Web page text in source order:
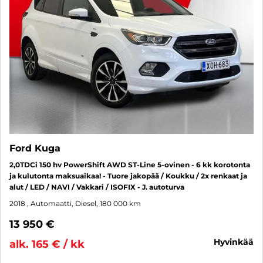
Ford Kuga
2,0TDCi 150 hv PowerShift AWD ST-Line 5-ovinen - 6 kk korotonta
ja kulutonta maksuaikaa! - Tuore jakopää / Koukku / 2x renkaat ja
alut / LED / NAVI / Vakkari / ISOFIX - J. autoturva
2018 , Automaatti, Diesel, 180 000 km
13 950 €
alk. 165 € / kk
hyvinkää